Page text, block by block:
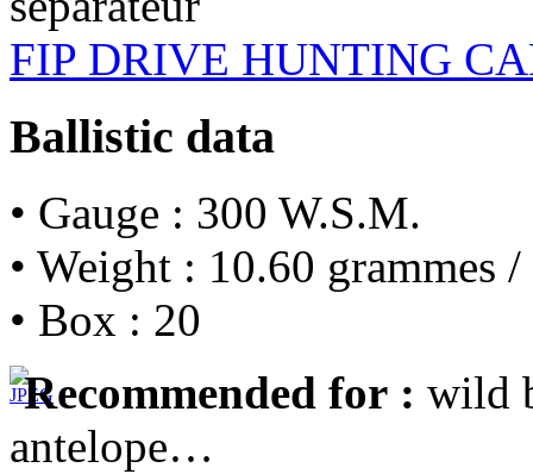
FIP DRIVE HUNTING
Ballistic data
• Gauge : 300 W.S.M.
• Weight : 10.60 grammes
• Box : 20
Recommended for : wild
antelope…